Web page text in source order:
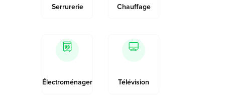
Serrurerie Chauffage
Électroménager Télévision